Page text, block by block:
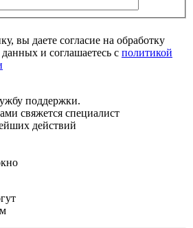
вы даете согласие на обработку
и соглашаетесь с политикой
поддержки.
свяжется специалист
действий